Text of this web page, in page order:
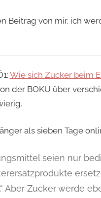
Beitrag von mir, ich
Wie sich Zucker beim
der BOKU über
als sieben Tage
seien nur
Aber Zucker werde